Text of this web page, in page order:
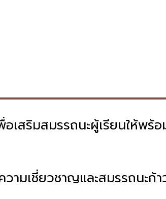
สริมสมรรถนะผู้เรียนให้พร้
เชี่ยวชาญและสมรรถนะก้า